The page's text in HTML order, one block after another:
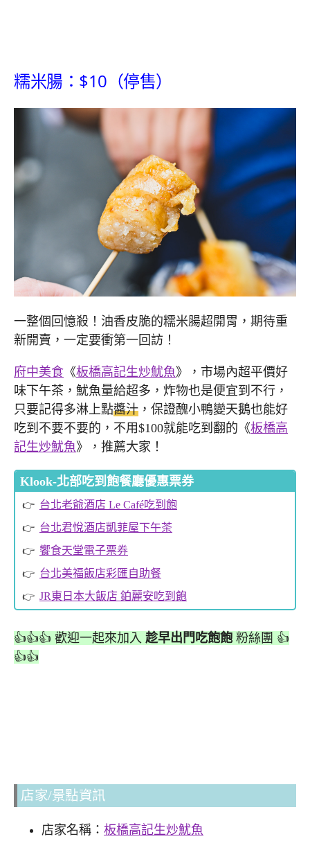
糯米腸：$10（停售）
一整個回憶殺！油香皮脆的糯米腸超開胃，期待重
新開賣，一定要衝第一回訪！
府中美食 《板橋高記生炒魷魚》，市場內超平價好
味下午茶，魷魚量給超多，炸物也是便宜到不行，
只要記得多淋上點醬汁 ，保證醜小鴨變天鵝也能好
吃到不要不要的，不用$100就能吃到翻的《板橋高
記生炒魷魚》，推薦大家！
Klook-北部吃到飽餐廳優惠票券
台北老爺酒店 Le Café吃到飽
台北君悅酒店凱菲屋下午茶
饗食天堂電子票券
台北美福飯店彩匯自助餐
JR東日本大飯店 鉑麗安吃到飽
👍👍👍 歡迎一起來加入 趁早出門吃飽飽 粉絲團 👍
👍👍
店家/景點資訊
店家名稱： 板橋高記生炒魷魚